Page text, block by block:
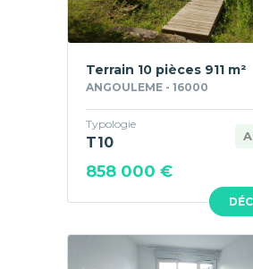
Terrain 10 pièces 911 m²
ANGOULEME - 16000
Typologie
T10
858 000 €